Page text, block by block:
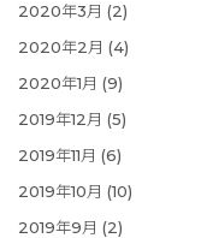
2020年3月 (2)
2020年2月 (4)
2020年1月 (9)
2019年12月 (5)
2019年11月 (6)
2019年10月 (10)
2019年9月 (2)